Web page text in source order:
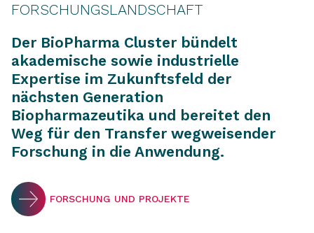
FORSCHUNGSLANDSCHAFT
Der BioPharma Cluster bündelt
akademische sowie industrielle
Expertise im Zukunftsfeld der
nächsten Generation
Biopharmazeutika und bereitet den
Weg für den Transfer wegweisender
Forschung in die Anwendung.
FORSCHUNG UND PROJEKTE